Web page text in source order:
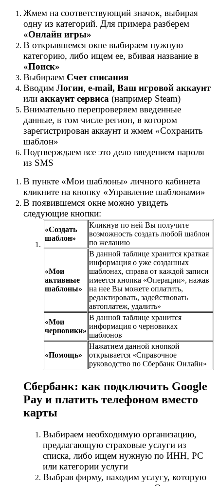
Жмем на соответствующий значок, выбирая
одну из категорий. Для примера разберем
«Онлайн игры»
В открывшемся окне выбираем нужную
категорию, либо ищем ее, вбивая название в
«Поиск»
Выбираем Счет списания
Вводим Логин, e-mail, Ваш игровой аккаунт
или аккаунт сервиса (например Steam)
Внимательно перепроверяем введенные
данные, в том числе регион, в котором
зарегистрирован аккаунт и жмем «Сохранить
шаблон»
Подтверждаем все это дело введением пароля
из SMS
В пункте «Мои шаблоны» личного кабинета
кликните на кнопку «Управление шаблонами»
В появившемся окне можно увидеть
следующие кнопки:
«Создать
шаблон»
Кликнув по ней Вы получите
возможность создать любой шаблон
по желанию
«Мои
активные
шаблоны»
В данной таблице хранится краткая
информация о уже созданных
шаблонах, справа от каждой записи
имеется кнопка «Операции», нажав
на нее Вы можете оплатить,
редактировать, задействовать
автоплатеж, удалить»
«Мои
черновики»
В данной таблице хранится
информация о черновиках
шаблонов
«Помощь»
Нажатием данной кнопкой
открывается «Справочное
руководство по Сбербанк Онлайн»
Сбербанк: как подключить Google
Pay и платить телефоном вместо
карты
Выбираем необходимую организацию,
предлагающую страховые услуги из
списка, либо ищем нужную по ИНН, РС
или категории услуги
Выбрав фирму, находим услугу, которую